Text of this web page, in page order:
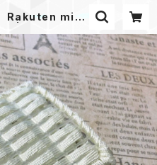
Rakuten mini
Paracord